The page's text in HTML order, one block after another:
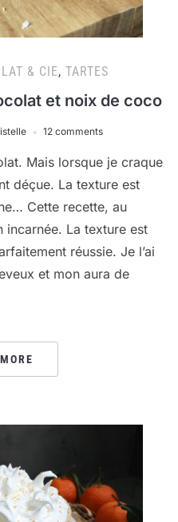
& CIE, TARTES
et noix de coco
12 comments
Mais lorsque je craque
déçue. La texture est
Cette recette, au
incarnée. La texture est
réussie. Je l’ai
et mon aura de